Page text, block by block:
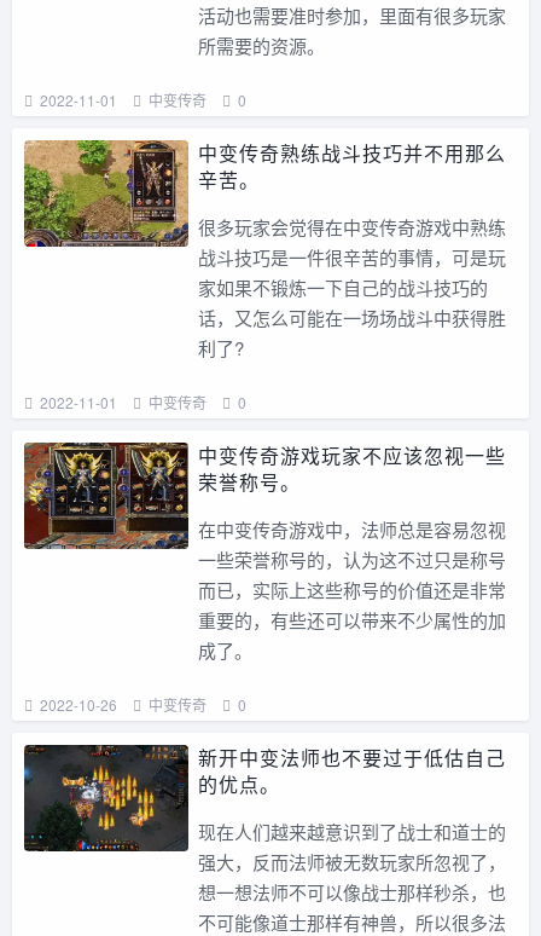
活动也需要准时参加，里面有很多玩家
所需要的资源。
2022-11-01 中变传奇 0
中变传奇熟练战斗技巧并不用那么
辛苦。
很多玩家会觉得在中变传奇游戏中熟练
战斗技巧是一件很辛苦的事情，可是玩
家如果不锻炼一下自己的战斗技巧的
话，又怎么可能在一场场战斗中获得胜
利了?
2022-11-01 中变传奇 0
中变传奇游戏玩家不应该忽视一些
荣誉称号。
在中变传奇游戏中，法师总是容易忽视
一些荣誉称号的，认为这不过只是称号
而已，实际上这些称号的价值还是非常
重要的，有些还可以带来不少属性的加
成了。
2022-10-26 中变传奇 0
新开中变法师也不要过于低估自己
的优点。
现在人们越来越意识到了战士和道士的
强大，反而法师被无数玩家所忽视了，
想一想法师不可以像战士那样秒杀，也
不可能像道士那样有神兽，所以很多法